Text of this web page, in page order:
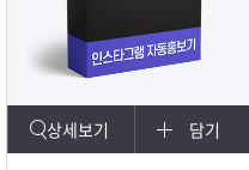
상세보기 담기